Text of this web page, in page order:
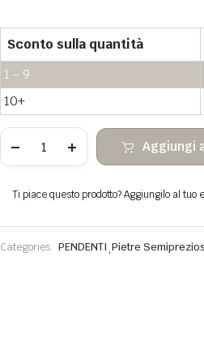
Sconto sulla quantità
1 - 9
10+
vetro
di
rame
avvolto
Aggiungi
Ti piace questo prodotto? Aggiungilo al tuo
Categories: PENDENTI ,Pietre